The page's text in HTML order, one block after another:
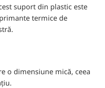
suport din plastic este
termice de
o dimensiune mică, ceea